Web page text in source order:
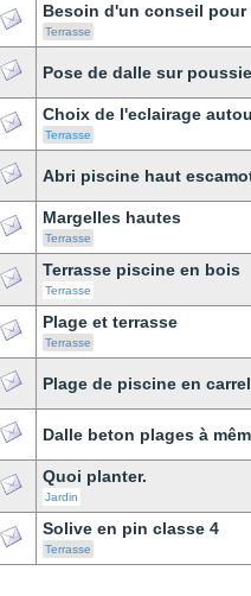
Besoin d'un conseil
Terrasse
Pose de dalle sur
Choix de l'eclairage
Terrasse
Abri piscine haut
Margelles hautes
Terrasse
Terrasse piscine en bois
Terrasse
Plage et terrasse
Terrasse
Plage de piscine en
Dalle beton plages à
Quoi planter.
Jardin
Solive en pin classe 4
Terrasse